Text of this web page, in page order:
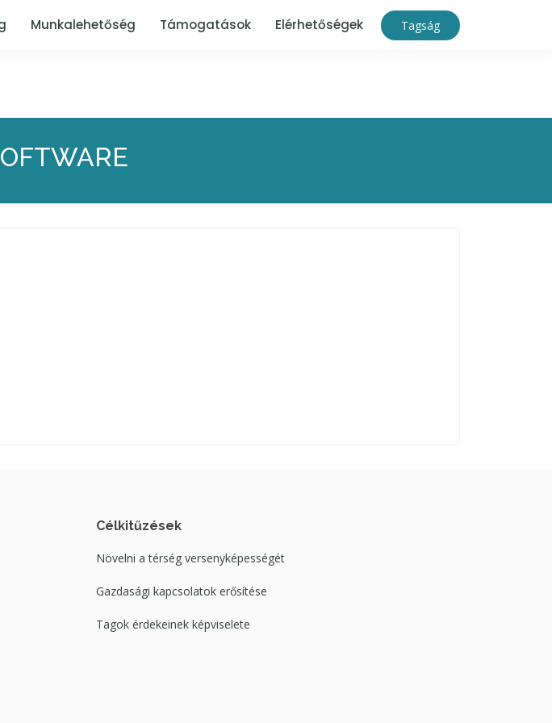
Munkalehetőség Támogatások Elérhetőségek Tagság
Célkitűzések
Növelni a térség versenyképességét
Gazdasági kapcsolatok erősítése
Tagok érdekeinek képviselete